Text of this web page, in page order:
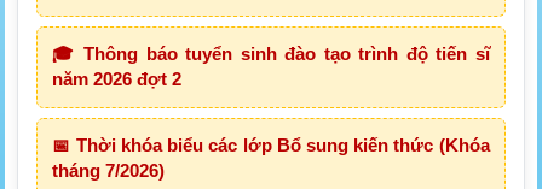
🎓 Thông báo tuyển sinh đào tạo trình độ tiến sĩ
năm 2026 đợt 2
📅 Thời khóa biểu các lớp Bổ sung kiến thức (Khóa
tháng 7/2026)